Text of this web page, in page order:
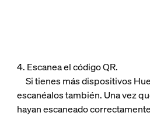
4. Escanea el código QR.
Si tienes más dispositivos
escanéalos también. Una vez
hayan escaneado